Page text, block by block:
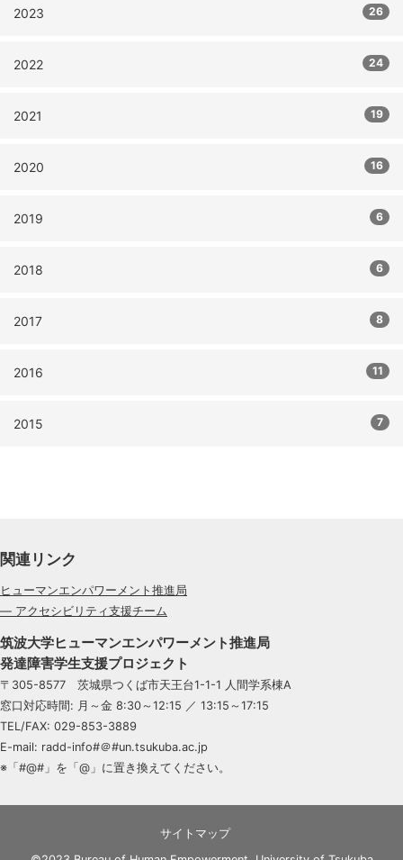
2023 26
2022 24
2021 19
2020 16
2019 6
2018 6
2017 8
2016 11
2015 7
関連リンク
ヒューマンエンパワーメント推進局
— アクセシビリティ支援チーム
筑波大学ヒューマンエンパワーメント推進局
発達障害学生支援プロジェクト
〒305-8577 茨城県つくば市天王台1-1-1 人間学系棟A
窓口対応時間: 月～金 8:30～12:15 ／ 13:15～17:15
TEL/FAX: 029-853-3889
E-mail: radd-info#＠#un.tsukuba.ac.jp
※「#@#」を「@」に置き換えてください。
サイトマップ